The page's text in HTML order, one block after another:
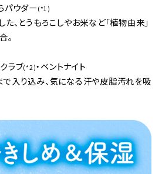
パウダー (*1)
、とうもろこしやお米など「植物由来」
。
ラブ(*2)・ベントナイト
入り込み、気になる汗や皮脂汚れを吸